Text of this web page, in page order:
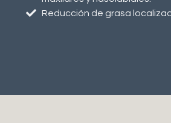
Reducción de grasa